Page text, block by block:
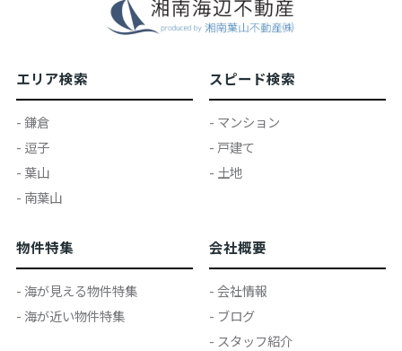
エリア検索
- 鎌倉
- 逗子
- 葉山
- 南葉山
スピード検索
- マンション
- 戸建て
- 土地
物件特集
- 海が見える物件特集
- 海が近い物件特集
会社概要
- 会社情報
- ブログ
- スタッフ紹介